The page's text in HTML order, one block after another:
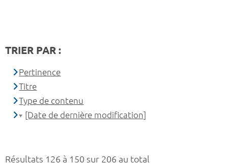
Résultats 126 à 150 sur 206 au total
TRIER PAR :
Pertinence
Titre
Type de contenu
[Date de dernière modification]